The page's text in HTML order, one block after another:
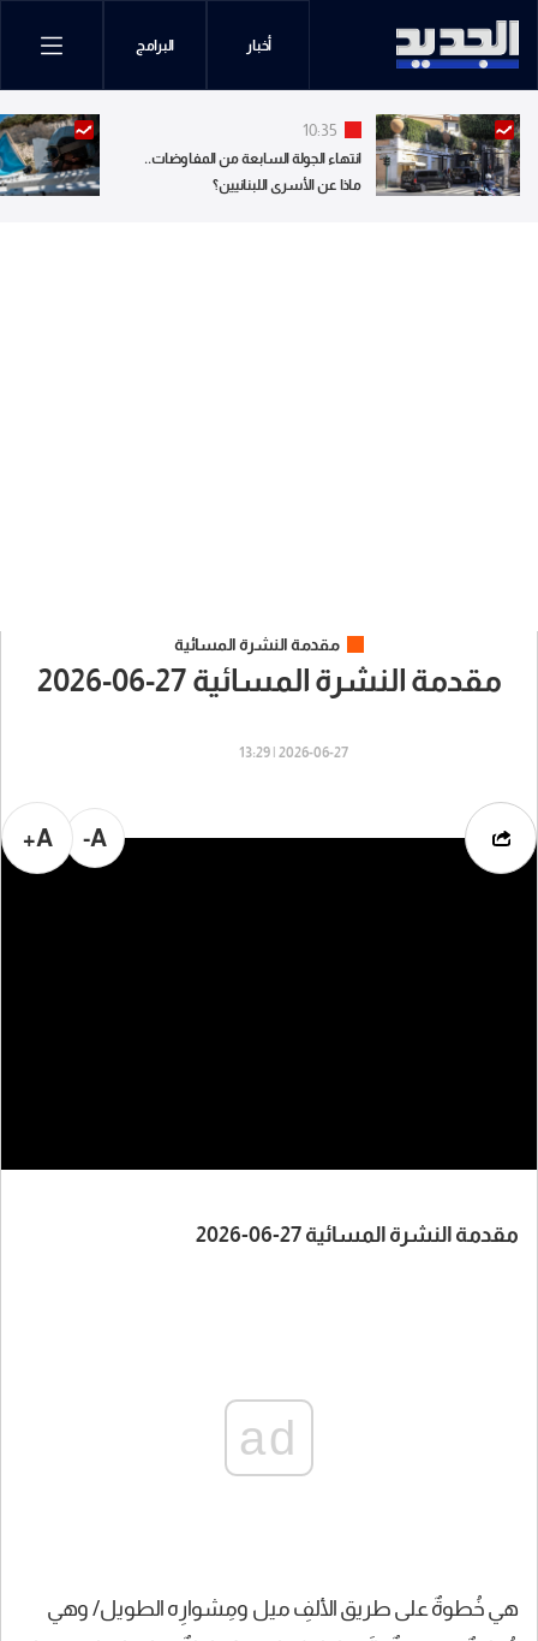
أخبار البرامج
10:35
انتهاء الجولة السابعة من المفاوضات..
ماذا عن الأسرى اللبنانيين؟
مقدمة النشرة المسائية
مقدمة النشرة المسائية 27-06-2026
2026-06-27 | 13:29
A-
A+
مقدمة النشرة المسائية 27-06-2026
ad
هي خُطوةٌ على طريق الألفِ ميل ومِشوارِه الطويل/ وهي